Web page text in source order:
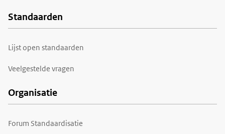
Voet
Standaarden
Lijst open standaarden
Veelgestelde vragen
Organisatie
Forum Standaardisatie